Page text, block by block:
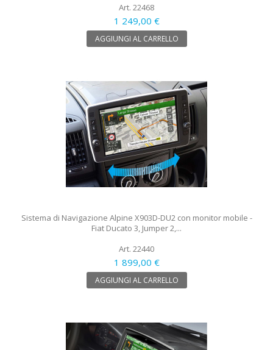
Art. 22468
1 249,00 €
AGGIUNGI AL CARRELLO
Sistema di Navigazione Alpine X903D-DU2 con monitor mobile -
Fiat Ducato 3, Jumper 2,...
Art. 22440
1 899,00 €
AGGIUNGI AL CARRELLO